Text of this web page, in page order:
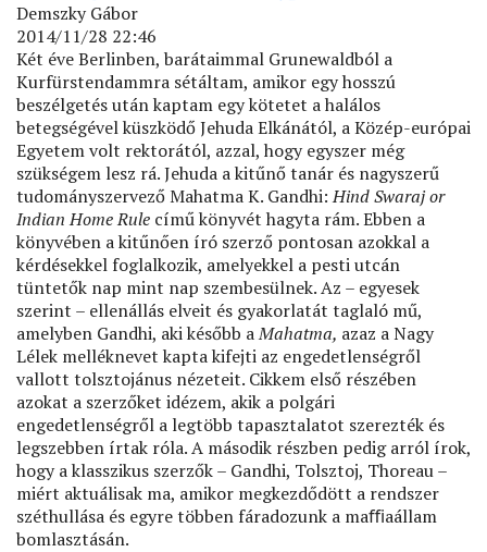
Demszky Gábor
2014/11/28 22:46
Két éve Berlinben, barátaimmal Grunewaldból a
Kurfürstendammra sétáltam, amikor egy hosszú
beszélgetés után kaptam egy kötetet a halálos
betegségével küszködő Jehuda Elkánától, a Közép-európai
Egyetem volt rektorától, azzal, hogy egyszer még
szükségem lesz rá. Jehuda a kitűnő tanár és nagyszerű
tudományszervező Mahatma K. Gandhi:Hind Swaraj or
Indian Home Rule című könyvét hagyta rám. Ebben a
könyvében a kitűnően író szerző pontosan azokkal a
kérdésekkel foglalkozik, amelyekkel a pesti utcán
tüntetők nap mint nap szembesülnek. Az – egyesek
szerint – ellenállás elveit és gyakorlatát taglaló mű,
amelyben Gandhi, aki később aMahatma, azaz a Nagy
Lélek melléknevet kapta kifejti az engedetlenségről
vallott tolsztojánus nézeteit. Cikkem első részében
azokat a szerzőket idézem, akik a polgári
engedetlenségről a legtöbb tapasztalatot szerezték és
legszebben írtak róla. A második részben pedig arról írok,
hogy a klasszikus szerzők – Gandhi, Tolsztoj, Thoreau –
miért aktuálisak ma, amikor megkezdődött a rendszer
széthullása és egyre többen fáradozunk a maﬃaállam
bomlasztásán.